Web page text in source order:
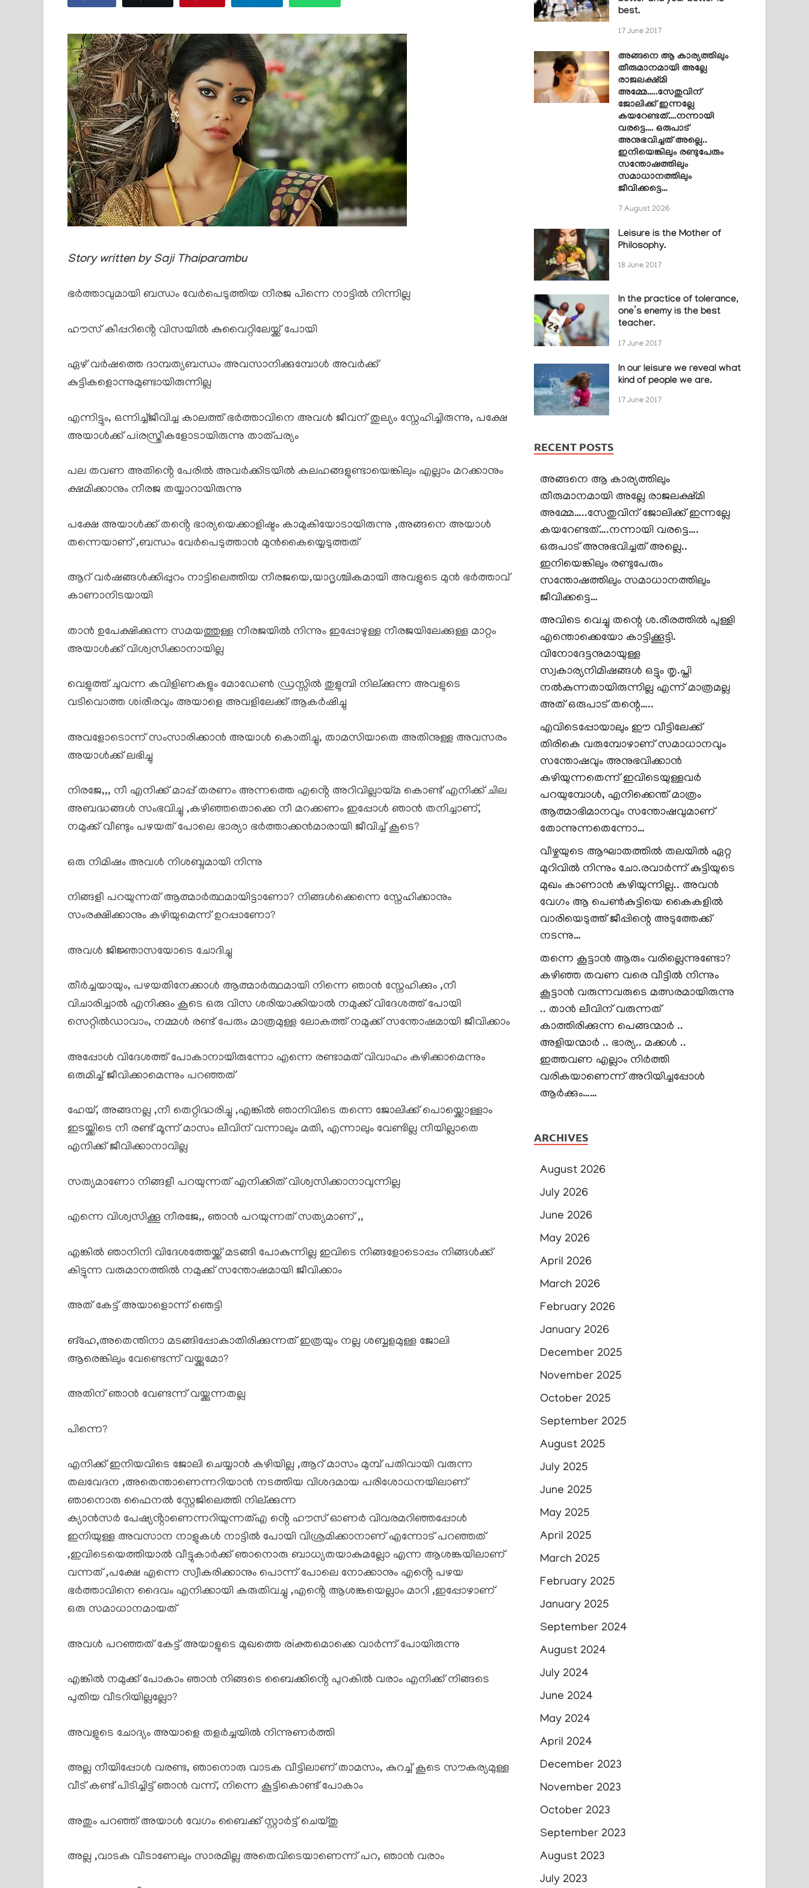
Story written by Saji Thaiparambu
ഭർത്താവുമായി ബന്ധം വേർപെടുത്തിയ നീരജ പിന്നെ നാട്ടിൽ നിന്നില്ല
ഹൗസ് കീപ്പറിൻ്റെ വിസയിൽ കുവൈറ്റിലേയ്ക്ക് പോയി
ഏഴ് വർഷത്തെ ദാമ്പത്യബന്ധം അവസാനിക്കുമ്പോൾ അവർക്ക്
കുട്ടികളൊന്നുമുണ്ടായിരുന്നില്ല
എന്നിട്ടും, ഒന്നിച്ച്ജീവിച്ച കാലത്ത് ഭർത്താവിനെ അവൾ ജീവന് തുല്യം സ്നേഹിച്ചിരുന്നു, പക്ഷേ
അയാൾക്ക് പiരസ്ത്രീകളോടായിരുന്നു താത്പര്യം
പല തവണ അതിൻ്റെ പേരിൽ അവർക്കിടയിൽ കലഹങ്ങളുണ്ടായെങ്കിലും എല്ലാം മറക്കാനും
ക്ഷമിക്കാനും നീരജ തയ്യാറായിരുന്നു
പക്ഷേ അയാൾക്ക് തൻ്റെ ഭാര്യയെക്കാളിഷ്ടം കാമുകിയോടായിരുന്നു ,അങ്ങനെ അയാൾ
തന്നെയാണ് ,ബന്ധം വേർപെടുത്താൻ മുൻകൈയ്യെടുത്തത്
ആറ് വർഷങ്ങൾക്കിപ്പുറം നാട്ടിലെത്തിയ നീരജയെ,യാദൃശ്ചികമായി അവളുടെ മുൻ ഭർത്താവ്
കാണാനിടയായി
താൻ ഉപേക്ഷിക്കുന്ന സമയത്തുള്ള നീരജയിൽ നിന്നും ഇപ്പോഴുള്ള നീരജയിലേക്കുള്ള മാറ്റം
അയാൾക്ക് വിശ്വസിക്കാനായില്ല
വെളുത്ത് ചുവന്ന കവിളിണകളും മോഡേൺ ഡ്രസ്സിൽ തുളുമ്പി നില്ക്കുന്ന അവളുടെ
വടിവൊത്ത ശiരീരവും അയാളെ അവളിലേക്ക് ആകർഷിച്ചു
അവളോടൊന്ന് സംസാരിക്കാൻ അയാൾ കൊതിച്ചു, താമസിയാതെ അതിനുള്ള അവസരം
അയാൾക്ക് ലഭിച്ചു
നിരജേ,,, നീ എനിക്ക് മാപ്പ് തരണം അന്നത്തെ എൻ്റെ അറിവില്ലായ്മ കൊണ്ട് എനിക്ക് ചില
അബദ്ധങ്ങൾ സംഭവിച്ചു ,കഴിഞ്ഞതൊക്കെ നീ മറക്കണം ഇപ്പോൾ ഞാൻ തനിച്ചാണ്,
നമുക്ക് വീണ്ടും പഴയത് പോലെ ഭാര്യാ ഭർത്താക്കൻമാരായി ജീവിച്ച് കൂടെ?
ഒരു നിമിഷം അവൾ നിശബ്ദമായി നിന്നു
നിങ്ങളീ പറയുന്നത് ആത്മാർത്ഥമായിട്ടാണോ? നിങ്ങൾക്കെന്നെ സ്നേഹിക്കാനും
സംരക്ഷിക്കാനും കഴിയുമെന്ന് ഉറപ്പാണോ?
അവൾ ജിജ്ഞാസയോടെ ചോദിച്ചു
തീർച്ചയായും, പഴയതിനേക്കാൾ ആത്മാർത്ഥമായി നിന്നെ ഞാൻ സ്നേഹിക്കും ,നീ
വിചാരിച്ചാൽ എനിക്കും കൂടെ ഒരു വിസ ശരിയാക്കിയാൽ നമുക്ക് വിദേശത്ത് പോയി
സെറ്റിൽഡാവാം, നമ്മൾ രണ്ട് പേരും മാത്രമുള്ള ലോകത്ത് നമുക്ക് സന്തോഷമായി ജീവിക്കാം
അപ്പോൾ വിദേശത്ത് പോകാനായിരുന്നോ എന്നെ രണ്ടാമത് വിവാഹം കഴിക്കാമെന്നും
ഒരുമിച്ച് ജീവിക്കാമെന്നും പറഞ്ഞത്
ഹേയ്, അങ്ങനല്ല ,നീ തെറ്റിദ്ധരിച്ചു ,എങ്കിൽ ഞാനിവിടെ തന്നെ ജോലിക്ക് പൊയ്ക്കൊള്ളാം
ഇടയ്ക്കിടെ നീ രണ്ട് മൂന്ന് മാസം ലീവിന് വന്നാലും മതി, എന്നാലും വേണ്ടില്ല നീയില്ലാതെ
എനിക്ക് ജീവിക്കാനാവില്ല
സത്യമാണോ നിങ്ങളീ പറയുന്നത് എനിക്കിത് വിശ്വസിക്കാനാവുന്നില്ല
എന്നെ വിശ്വസിക്കൂ നീരജേ,, ഞാൻ പറയുന്നത് സത്യമാണ് ,,
എങ്കിൽ ഞാനിനി വിദേശത്തേയ്ക്ക് മടങ്ങി പോകുന്നില്ല ഇവിടെ നിങ്ങളോടൊപ്പം നിങ്ങൾക്ക്
കിട്ടുന്ന വരുമാനത്തിൽ നമുക്ക് സന്തോഷമായി ജീവിക്കാം
അത് കേട്ട് അയാളൊന്ന് ഞെട്ടി
ങ്ഹേ,അതെന്തിനാ മടങ്ങിപ്പോകാതിരിക്കുന്നത് ഇത്രയും നല്ല ശബ്ബളമുള്ള ജോലി
ആരെങ്കിലും വേണ്ടെന്ന് വയ്ക്കുമോ?
അതിന് ഞാൻ വേണ്ടന്ന് വയ്ക്കുന്നതല്ല
പിന്നെ?
എനിക്ക് ഇനിയവിടെ ജോലി ചെയ്യാൻ കഴിയില്ല ,ആറ് മാസം മുമ്പ് പതിവായി വരുന്ന
തലവേദന ,അതെന്താണെന്നറിയാൻ നടത്തിയ വിശദമായ പരിശോധനയിലാണ്
ഞാനൊരു ഫൈനൽ സ്റ്റേജിലെത്തി നില്ക്കുന്ന
ക്യാൻസർ പേഷ്യൻ്റാണെന്നറിയുന്നത്എ ൻ്റെ ഹൗസ് ഓണർ വിവരമറിഞ്ഞപ്പോൾ
ഇനിയുള്ള അവസാന നാളുകൾ നാട്ടിൽ പോയി വിശ്രമിക്കാനാണ് എന്നോട് പറഞ്ഞത്
,ഇവിടെയെത്തിയാൽ വീട്ടുകാർക്ക് ഞാനൊരു ബാധ്യതയാകുമല്ലോ എന്ന ആശങ്കയിലാണ്
വന്നത് ,പക്ഷേ എന്നെ സ്വീകരിക്കാനും പൊന്ന് പോലെ നോക്കാനും എൻ്റെ പഴയ
ഭർത്താവിനെ ദൈവം എനിക്കായി കരുതിവച്ചു ,എൻ്റെ ആശങ്കയെല്ലാം മാറി ,ഇപ്പോഴാണ്
ഒരു സമാധാനമായത്
അവൾ പറഞ്ഞത് കേട്ട് അയാളുടെ മുഖത്തെ രiക്തമൊക്കെ വാർന്ന് പോയിരുന്നു
എങ്കിൽ നമുക്ക് പോകാം ഞാൻ നിങ്ങടെ ബൈക്കിൻ്റെ പുറകിൽ വരാം എനിക്ക് നിങ്ങടെ
പുതിയ വീടറിയില്ലല്ലോ?
അവളുടെ ചോദ്യം അയാളെ തളർച്ചയിൽ നിന്നുണർത്തി
അല്ല നീയിപ്പോൾ വരണ്ട, ഞാനൊരു വാടക വീട്ടിലാണ് താമസം, കുറച്ച് കൂടെ സൗകര്യമുള്ള
വീട് കണ്ട് പിടിച്ചിട്ട് ഞാൻ വന്ന്, നിന്നെ കൂട്ടികൊണ്ട് പോകാം
അതും പറഞ്ഞ് അയാൾ വേഗം ബൈക്ക് സ്റ്റാർട്ട് ചെയ്തു
അല്ല ,വാടക വീടാണേലും സാരമില്ല അതെവിടെയാണെന്ന് പറ, ഞാൻ വരാം
best.
17 June 2017
അങ്ങനെ ആ കാര്യത്തിലും
തീരുമാനമായി അല്ലേ
രാജലക്ഷ്മി
അമ്മേ…..സേതുവിന്
ജോലിക്ക് ഇന്നല്ലേ
കയറേണ്ടത്….നന്നായി
വരട്ടെ…. ഒരുപാട്
അനുഭവിച്ചത് അല്ലെ..
ഇനിയെങ്കിലും രണ്ടുപേരും
സന്തോഷത്തിലും
സമാധാനത്തിലും
ജീവിക്കട്ടെ…
7 August 2026
Leisure is the Mother of
Philosophy.
18 June 2017
In the practice of tolerance,
one’s enemy is the best
teacher.
17 June 2017
In our leisure we reveal what
kind of people we are.
17 June 2017
RECENT POSTS
അങ്ങനെ ആ കാര്യത്തിലും
തീരുമാനമായി അല്ലേ രാജലക്ഷ്മി
അമ്മേ…..സേതുവിന് ജോലിക്ക് ഇന്നല്ലേ
കയറേണ്ടത്….നന്നായി വരട്ടെ….
ഒരുപാട് അനുഭവിച്ചത് അല്ലെ..
ഇനിയെങ്കിലും രണ്ടുപേരും
സന്തോഷത്തിലും സമാധാനത്തിലും
ജീവിക്കട്ടെ…
അവിടെ വെച്ചു തന്റെ ശ.രീരത്തിൽ പുള്ളി
എന്തൊക്കെയോ കാട്ടിക്കൂട്ടി.
വിനോദേട്ടനുമായുള്ള
സ്വകാര്യനിമിഷങ്ങൾ ഒട്ടും തൃ.പ്തി
നൽകുന്നതായിരുന്നില്ല എന്ന് മാത്രമല്ല
അത് ഒരുപാട് തന്റെ…..
എവിടെപ്പോയാലും ഈ വീട്ടിലേക്ക്
തിരികെ വരുമ്പോഴാണ് സമാധാനവും
സന്തോഷവും അനുഭവിക്കാൻ
കഴിയുന്നതെന്ന് ഇവിടെയുള്ളവർ
പറയുമ്പോൾ, എനിക്കെന്ത് മാത്രം
ആത്മാഭിമാനവും സന്തോഷവുമാണ്
തോന്നുന്നതെന്നോ…
വീഴ്ചയുടെ ആഘാതത്തിൽ തലയിൽ ഏറ്റ
മുറിവിൽ നിന്നും ചോ.രവാർന്ന് കുട്ടിയുടെ
മുഖം കാണാൻ കഴിയുന്നില്ല.. അവൻ
വേഗം ആ പെൺകുട്ടിയെ കൈകളിൽ
വാരിയെടുത്ത് ജീപ്പിന്റെ അടുത്തേക്ക്
നടന്നു…
തന്നെ കൂട്ടാൻ ആരും വരില്ലെന്നുണ്ടോ?
കഴിഞ്ഞ തവണ വരെ വീട്ടിൽ നിന്നും
കൂട്ടാൻ വരുന്നവരുടെ മത്സരമായിരുന്നു
.. താൻ ലീവിന് വരുന്നത്
കാത്തിരിക്കുന്ന പെങ്ങന്മാർ ..
അളിയന്മാർ .. ഭാര്യ.. മക്കൾ ..
ഇത്തവണ എല്ലാം നിർത്തി
വരികയാണെന്ന് അറിയിച്ചപ്പോൾ
ആർക്കും……
ARCHIVES
August 2026
July 2026
June 2026
May 2026
April 2026
March 2026
February 2026
January 2026
December 2025
November 2025
October 2025
September 2025
August 2025
July 2025
June 2025
May 2025
April 2025
March 2025
February 2025
January 2025
September 2024
August 2024
July 2024
June 2024
May 2024
April 2024
December 2023
November 2023
October 2023
September 2023
August 2023
July 2023